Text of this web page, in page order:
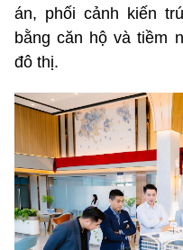
án, phối cảnh kiến
bằng căn hộ và tiềm
đô thị.